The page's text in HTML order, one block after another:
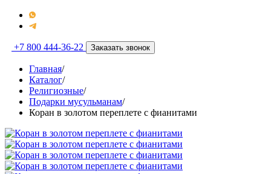
+7 800 444-36-22 Заказать звонок
Главная/
Каталог/
Религиозные/
Подарки мусульманам/
Коран в золотом переплете с фианитами